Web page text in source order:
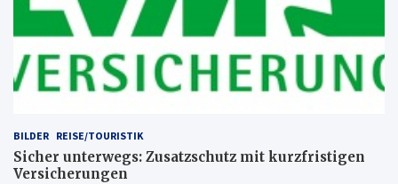
BILDER REISE/TOURISTIK
Sicher unterwegs: Zusatzschutz mit kurzfristigen
Versicherungen